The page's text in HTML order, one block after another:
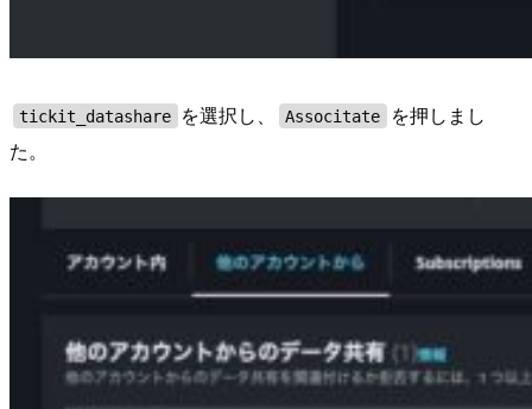
tickit_datashare を選択し、 Associtate
を押しまし
た。